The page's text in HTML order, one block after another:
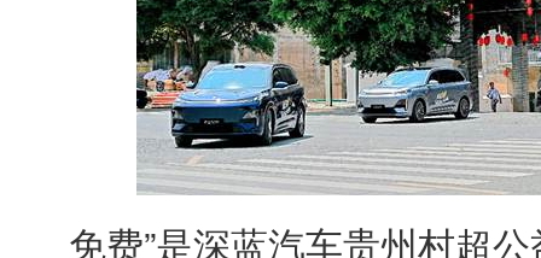
免费”是深蓝汽车贵州村超